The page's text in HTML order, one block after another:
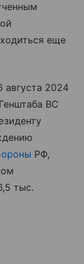
еще
августа 2024
ВС
РФ,
тыс.